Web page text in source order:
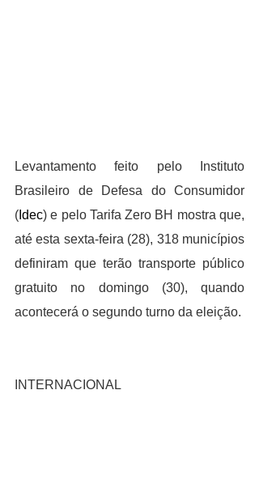
Levantamento feito pelo Instituto
Brasileiro de Defesa do Consumidor
( Idec) e pelo Tarifa Zero BH mostra que,
até esta sexta-feira (28), 318 municípios
definiram que terão transporte público
gratuito no domingo (30), quando
acontecerá o segundo turno da eleição.
INTERNACIONAL